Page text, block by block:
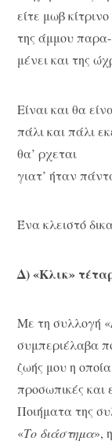
είτε μωβ κίτρινο
της άμμου παρα-
μένει και της
Είναι και θα
πάλι και πάλι
θα’ ρχεται
γιατ’ ήταν
Ένα κλειστό
Δ) «Κλικ»
Με τη συλλογή «
συμπεριέλαβα
ζωής μου η
προσωπικές και
Ποιήματα της
«Το διάστημα»,